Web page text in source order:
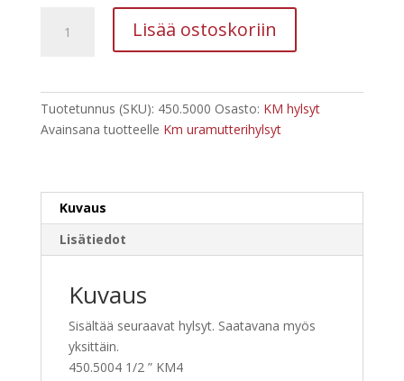
hylsysarja
Lisää ostoskoriin
Tuotetunnus (SKU): 450.5000 Osasto: KM hylsyt
Avainsana tuotteelle Km uramutterihylsyt
Kuvaus
Lisätiedot
Kuvaus
Sisältää seuraavat hylsyt. Saatavana myös
yksittäin.
450.5004 1/2 ” KM4